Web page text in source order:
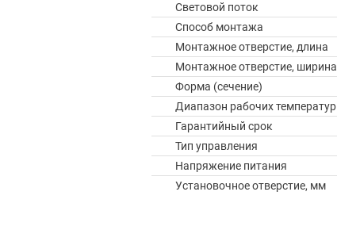
Световой поток
Способ монтажа
Монтажное отверстие, длина
Монтажное отверстие, ширина
Форма (сечение)
Диапазон рабочих температур
Гарантийный срок
Тип управления
Напряжение питания
Установочное отверстие, мм